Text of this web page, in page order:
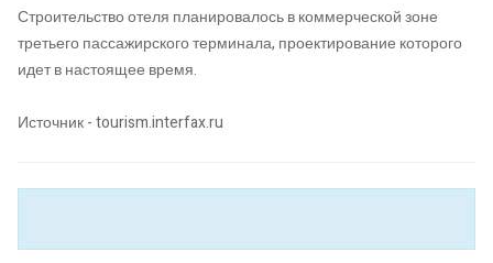
Строительство отеля планировалось в коммерческой зоне
третьего пассажирского терминала, проектирование которого
идет в настоящее время.
Источник - tourism.interfax.ru